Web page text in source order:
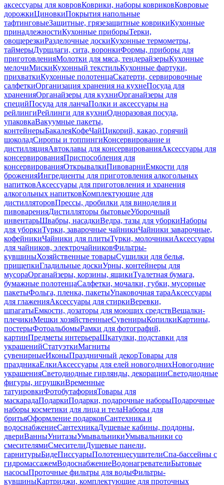
аксессуары для ковровКоврики, наборы ковриковКовровые
дорожкиЦиновкиПокрытия напольные
тафтинговыеЗащитные, грязезащитные коврикиКухонные
принадлежностиКухонные приборыТерки,
овощерезкиРазделочные доскиКухонные термометры,
таймерыДуршлаги, сита, воронкиФормы, приборы для
приготовленияМолотки для мяса, тендерайзерыКухонные
мелочиМискиКухонный текстильКухонные фартуки,
прихваткиКухонные полотенцаСкатерти, сервировочные
салфеткиОрганизация хранения на кухнеПосуда для
храненияОрганайзеры для кухниОрганайзеры для
специйПосуда для ланчаПолки и аксессуары на
рейлингиРейлинги для кухниОдноразовая посуда,
упаковкаВакуумные пакеты,
контейнерыБакалеяКофеЧайЦикорий, какао, горячий
шоколадСиропы и топпингиКонсервирование и
дистилляцияАвтоклавы для консервированияАксессуары для
консервированияПриспособления для
консервированияОткрывалкиПивоварниЕмкости для
броженияИнгредиенты для приготовления алкогольных
напитковАксессуары для приготовления и хранения
алкогольных напитковКомплектующие для
дистилляторовПрессы, дробилки для виноделия и
пивоваренияДистилляторы бытовыеУборочный
инвентарьШвабры, насадкиВедра, тазы для уборкиНаборы
для уборкиТурки, заварочные чайникиЧайники заварочные,
кофейникиЧайники для плитыТурки, молочникиАксессуары
для чайников, электрочайниковФильтры-
кувшиныХозяйственные товарыСушилки для белья,
прищепкиГладильные доскиУрны, контейнеры для
мусораОрганайзеры, корзины, ящикиТуалетная бумага,
бумажные полотенцаСалфетки, мочалки, губки, мусорные
пакетыФольга, пленка, пакетыУпаковочная тараАксессуары
для глаженияАксессуары для стиркиВеревки,
шпагатыЕмкости, дозаторы для моющих средствВешалки-
плечикиМешки хозяйственныеСувенирыКопилкиКартины,
постерыФотоальбомыРамки для фотографий,
картинПредметы интерьераШкатулки, подставки для
украшенийСтатуэткиМагниты
сувенирныеИконыПраздничный декорТовары для
праздникаЕлкиАксессуары для елей новогоднихНовогодние
украшенияСветодиодные гирлянды, декорацииСветодиодные
фигуры, игрушкиВременные
татуировкиФотобутафорияТовары для
маскарадаПодаркиПодарки, подарочные наборыПодарочные
наборы косметики для лица и телаНаборы для
бритьяОформление подарковСантехника и
водоснабжениеСантехникаДушевые кабины, поддоны,
двериВанныУнитазыУмывальникиУмывальники со
смесителямиСмесителиДушевые панели,
гарнитурыБидеПиссуарыПолотенцесушителиСпа-бассейны с
гидромассажемВодоснабжениеВодонагревателиБытовые
насосыПроточные фильтры для водыФильтры-
кувшиныКартриджи, комплектующие для проточных